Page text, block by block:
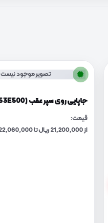
تصویر موجود نیست
جاپایی روی سپر عقب (866453E500)
قیمت:
از 21,200,000 ریال تا 22,060,000 ریال